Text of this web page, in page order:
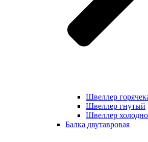
Швеллер
Швеллер гнутый
Швеллер
Балка двутавровая